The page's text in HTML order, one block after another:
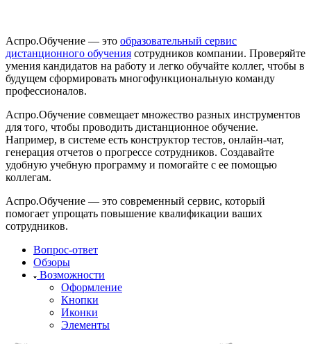
Аспро.Обучение — это образовательный сервис
дистанционного обучения сотрудников компании. Проверяйте
умения кандидатов на работу и легко обучайте коллег, чтобы в
будущем сформировать многофункциональную команду
профессионалов.
Аспро.Обучение совмещает множество разных инструментов
для того, чтобы проводить дистанционное обучение.
Например, в системе есть конструктор тестов, онлайн-чат,
генерация отчетов о прогрессе сотрудников. Создавайте
удобную учебную программу и помогайте с ее помощью
коллегам.
Аспро.Обучение — это современный сервис, который
помогает упрощать повышение квалификации ваших
сотрудников.
Вопрос-ответ
Обзоры
Возможности
Оформление
Кнопки
Иконки
Элементы